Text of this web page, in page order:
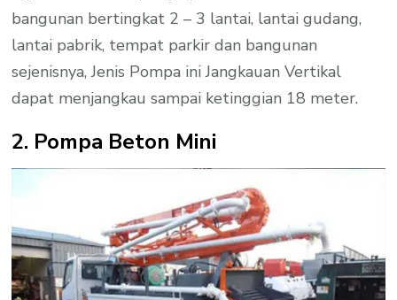
bangunan bertingkat 2 – 3 lantai, lantai gudang,
lantai pabrik, tempat parkir dan bangunan
sejenisnya, Jenis Pompa ini Jangkauan Vertikal
dapat menjangkau sampai ketinggian 18 meter.
2. Pompa Beton Mini